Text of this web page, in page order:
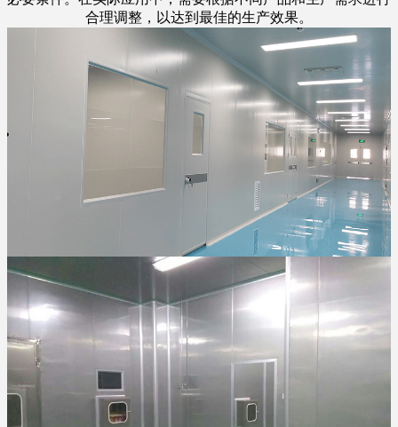
合理调整，以达到最佳的生产效果。